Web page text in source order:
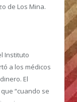
de Los Mina.
Instituto
a los médicos
El
“cuando se